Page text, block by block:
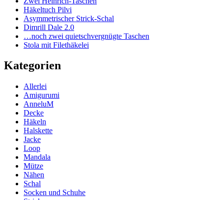
Häkeltuch Pilvi
Asymmetrischer Strick-Schal
Dimrill Dale 2.0
…noch zwei quietschvergnügte Taschen
Stola mit Filethäkelei
Kategorien
Allerlei
Amigurumi
AnneluM
Decke
Häkeln
Halskette
Jacke
Loop
Mandala
Mütze
Nähen
Schal
Socken und Schuhe